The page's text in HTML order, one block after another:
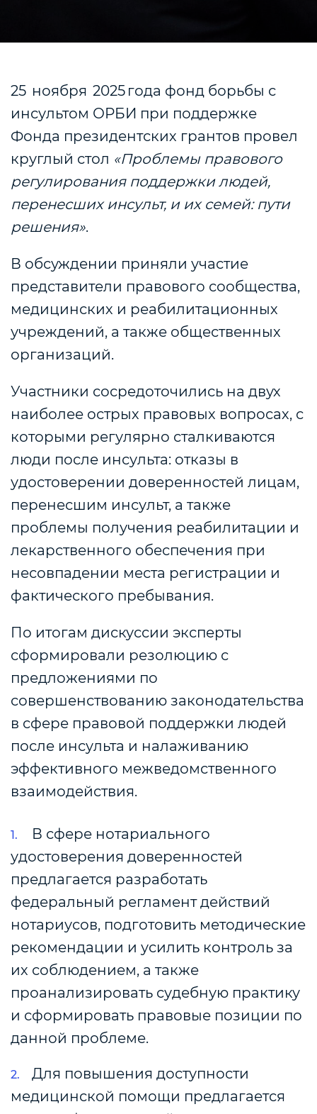
25 ноября 2025 года фонд борьбы с
инсультом ОРБИ при поддержке
Фонда президентских грантов провел
круглый стол «Проблемы правового
регулирования поддержки людей,
перенесших инсульт, и их семей: пути
решения».
В обсуждении приняли участие
представители правового сообщества,
медицинских и реабилитационных
учреждений, а также общественных
организаций.
Участники сосредоточились на двух
наиболее острых правовых вопросах, с
которыми регулярно сталкиваются
люди после инсульта: отказы в
удостоверении доверенностей лицам,
перенесшим инсульт, а также
проблемы получения реабилитации и
лекарственного обеспечения при
несовпадении места регистрации и
фактического пребывания.
По итогам дискуссии эксперты
сформировали резолюцию с
предложениями по
совершенствованию законодательства
в сфере правовой поддержки людей
после инсульта и налаживанию
эффективного межведомственного
взаимодействия.
В сфере нотариального
удостоверения доверенностей
предлагается разработать
федеральный регламент действий
нотариусов, подготовить методические
рекомендации и усилить контроль за
их соблюдением, а также
проанализировать судебную практику
и сформировать правовые позиции по
данной проблеме.
Для повышения доступности
медицинской помощи предлагается